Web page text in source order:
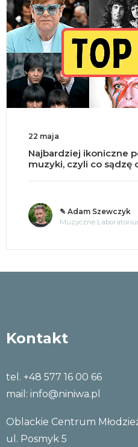
18 maja
Split brain, czyli co się
mózgu na pół?
✎ o. Andrzej
Tajemnice umysłu
Kontakt
tel. +48 577 16 00 66
mail: info@niniwa.pl
Oblackie Centrum
ul. Posmyk 5